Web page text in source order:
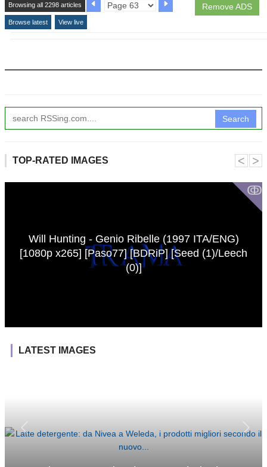
Remove ADS
Browsing all 2298 articles
Browse latest View live
Search
TOP-RATED IMAGES
ↂ
Will Hunting - Genio Ribelle (1997 ITA/ENG)
[1080p x265] [Paso77] [BDRiP] [Seed (1)/Leech
(0)]
˂ ˃
LATEST IMAGES